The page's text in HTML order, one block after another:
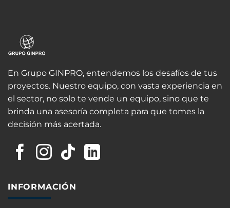
En Grupo GINPRO, entendemos los desafíos de tus
proyectos. Nuestro equipo, con vasta experiencia en
el sector, no solo te vende un equipo, sino que te
brinda una asesoría completa para que tomes la
decisión más acertada.
INFORMACIÓN